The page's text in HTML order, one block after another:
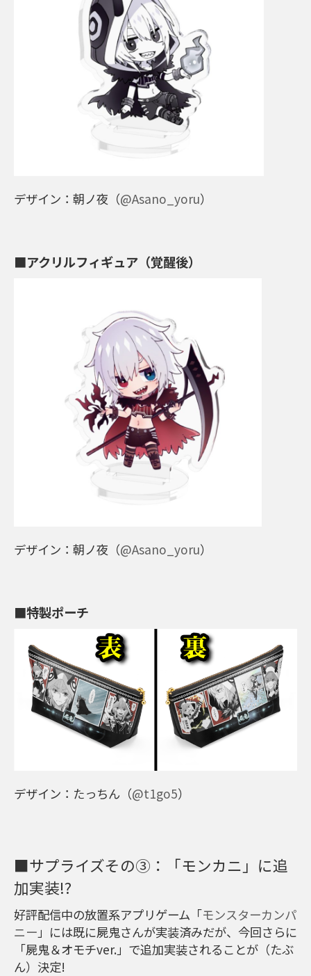
デザイン：朝ノ夜（@Asano_yoru）
■アクリルフィギュア（覚醒後）
デザイン：朝ノ夜（@Asano_yoru）
■特製ポーチ
デザイン：たっちん（@t1go5）
■サプライズその③：「モンカニ」に追
加実装!?
好評配信中の放置系アプリゲーム「モンスターカンパ
ニー 」には既に屍鬼さんが実装済みだが、今回さらに
「屍鬼＆オモチver.」で追加実装されることが（たぶ
ん）決定!